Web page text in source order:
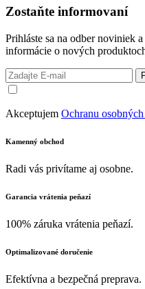
Zostaňte informovaní
Prihláste sa na odber noviniek
informácie o nových
Akceptujem Ochranu
Kamenný obchod
Radi vás privítame aj osobne.
Garancia vrátenia peňazí
100% záruka vrátenia peňazí.
Optimalizované doručenie
Efektívna a bezpečná preprava.